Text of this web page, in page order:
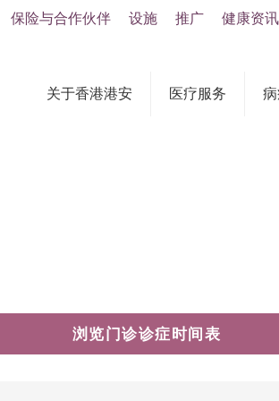
关于香港港安 医疗服务
保险与合作伙伴 设施 推广 健康资讯
浏览门诊诊症时间表